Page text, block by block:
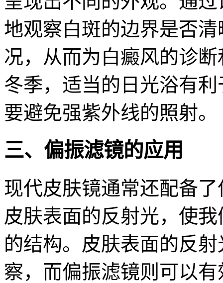
地观察白斑的边界是否
况，从而为白癜风的诊
冬季，适当的日光浴有
要避免强紫外线的照射。
三、偏振滤镜的应用
现代皮肤镜通常还配备
皮肤表面的反射光，使
的结构。皮肤表面的反
察，而偏振滤镜则可以